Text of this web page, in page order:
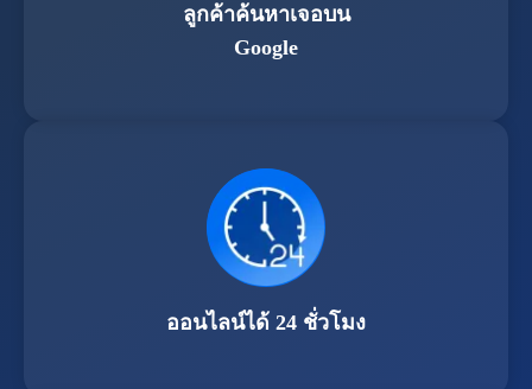
ลูกค้าค้นหาเจอบน
Google
ออนไลน์ได้ 24 ชั่วโมง